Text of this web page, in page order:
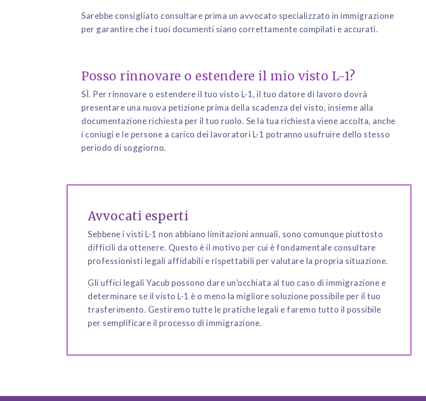
Sarebbe consigliato consultare prima un avvocato specializzato in immigrazione
per garantire che i tuoi documenti siano correttamente compilati e accurati.
Posso rinnovare o estendere il mio visto L-1?
SÌ. Per rinnovare o estendere il tuo visto L-1, il tuo datore di lavoro dovrà
presentare una nuova petizione prima della scadenza del visto, insieme alla
documentazione richiesta per il tuo ruolo. Se la tua richiesta viene accolta, anche
i coniugi e le persone a carico dei lavoratori L-1 potranno usufruire dello stesso
periodo di soggiorno.
Avvocati esperti
Sebbene i visti L-1 non abbiano limitazioni annuali, sono comunque piuttosto
difficili da ottenere. Questo è il motivo per cui è fondamentale consultare
professionisti legali affidabili e rispettabili per valutare la propria situazione.
Gli uffici legali Yacub possono dare un’occhiata al tuo caso di immigrazione e
determinare se il visto L-1 è o meno la migliore soluzione possibile per il tuo
trasferimento. Gestiremo tutte le pratiche legali e faremo tutto il possibile
per semplificare il processo di immigrazione.